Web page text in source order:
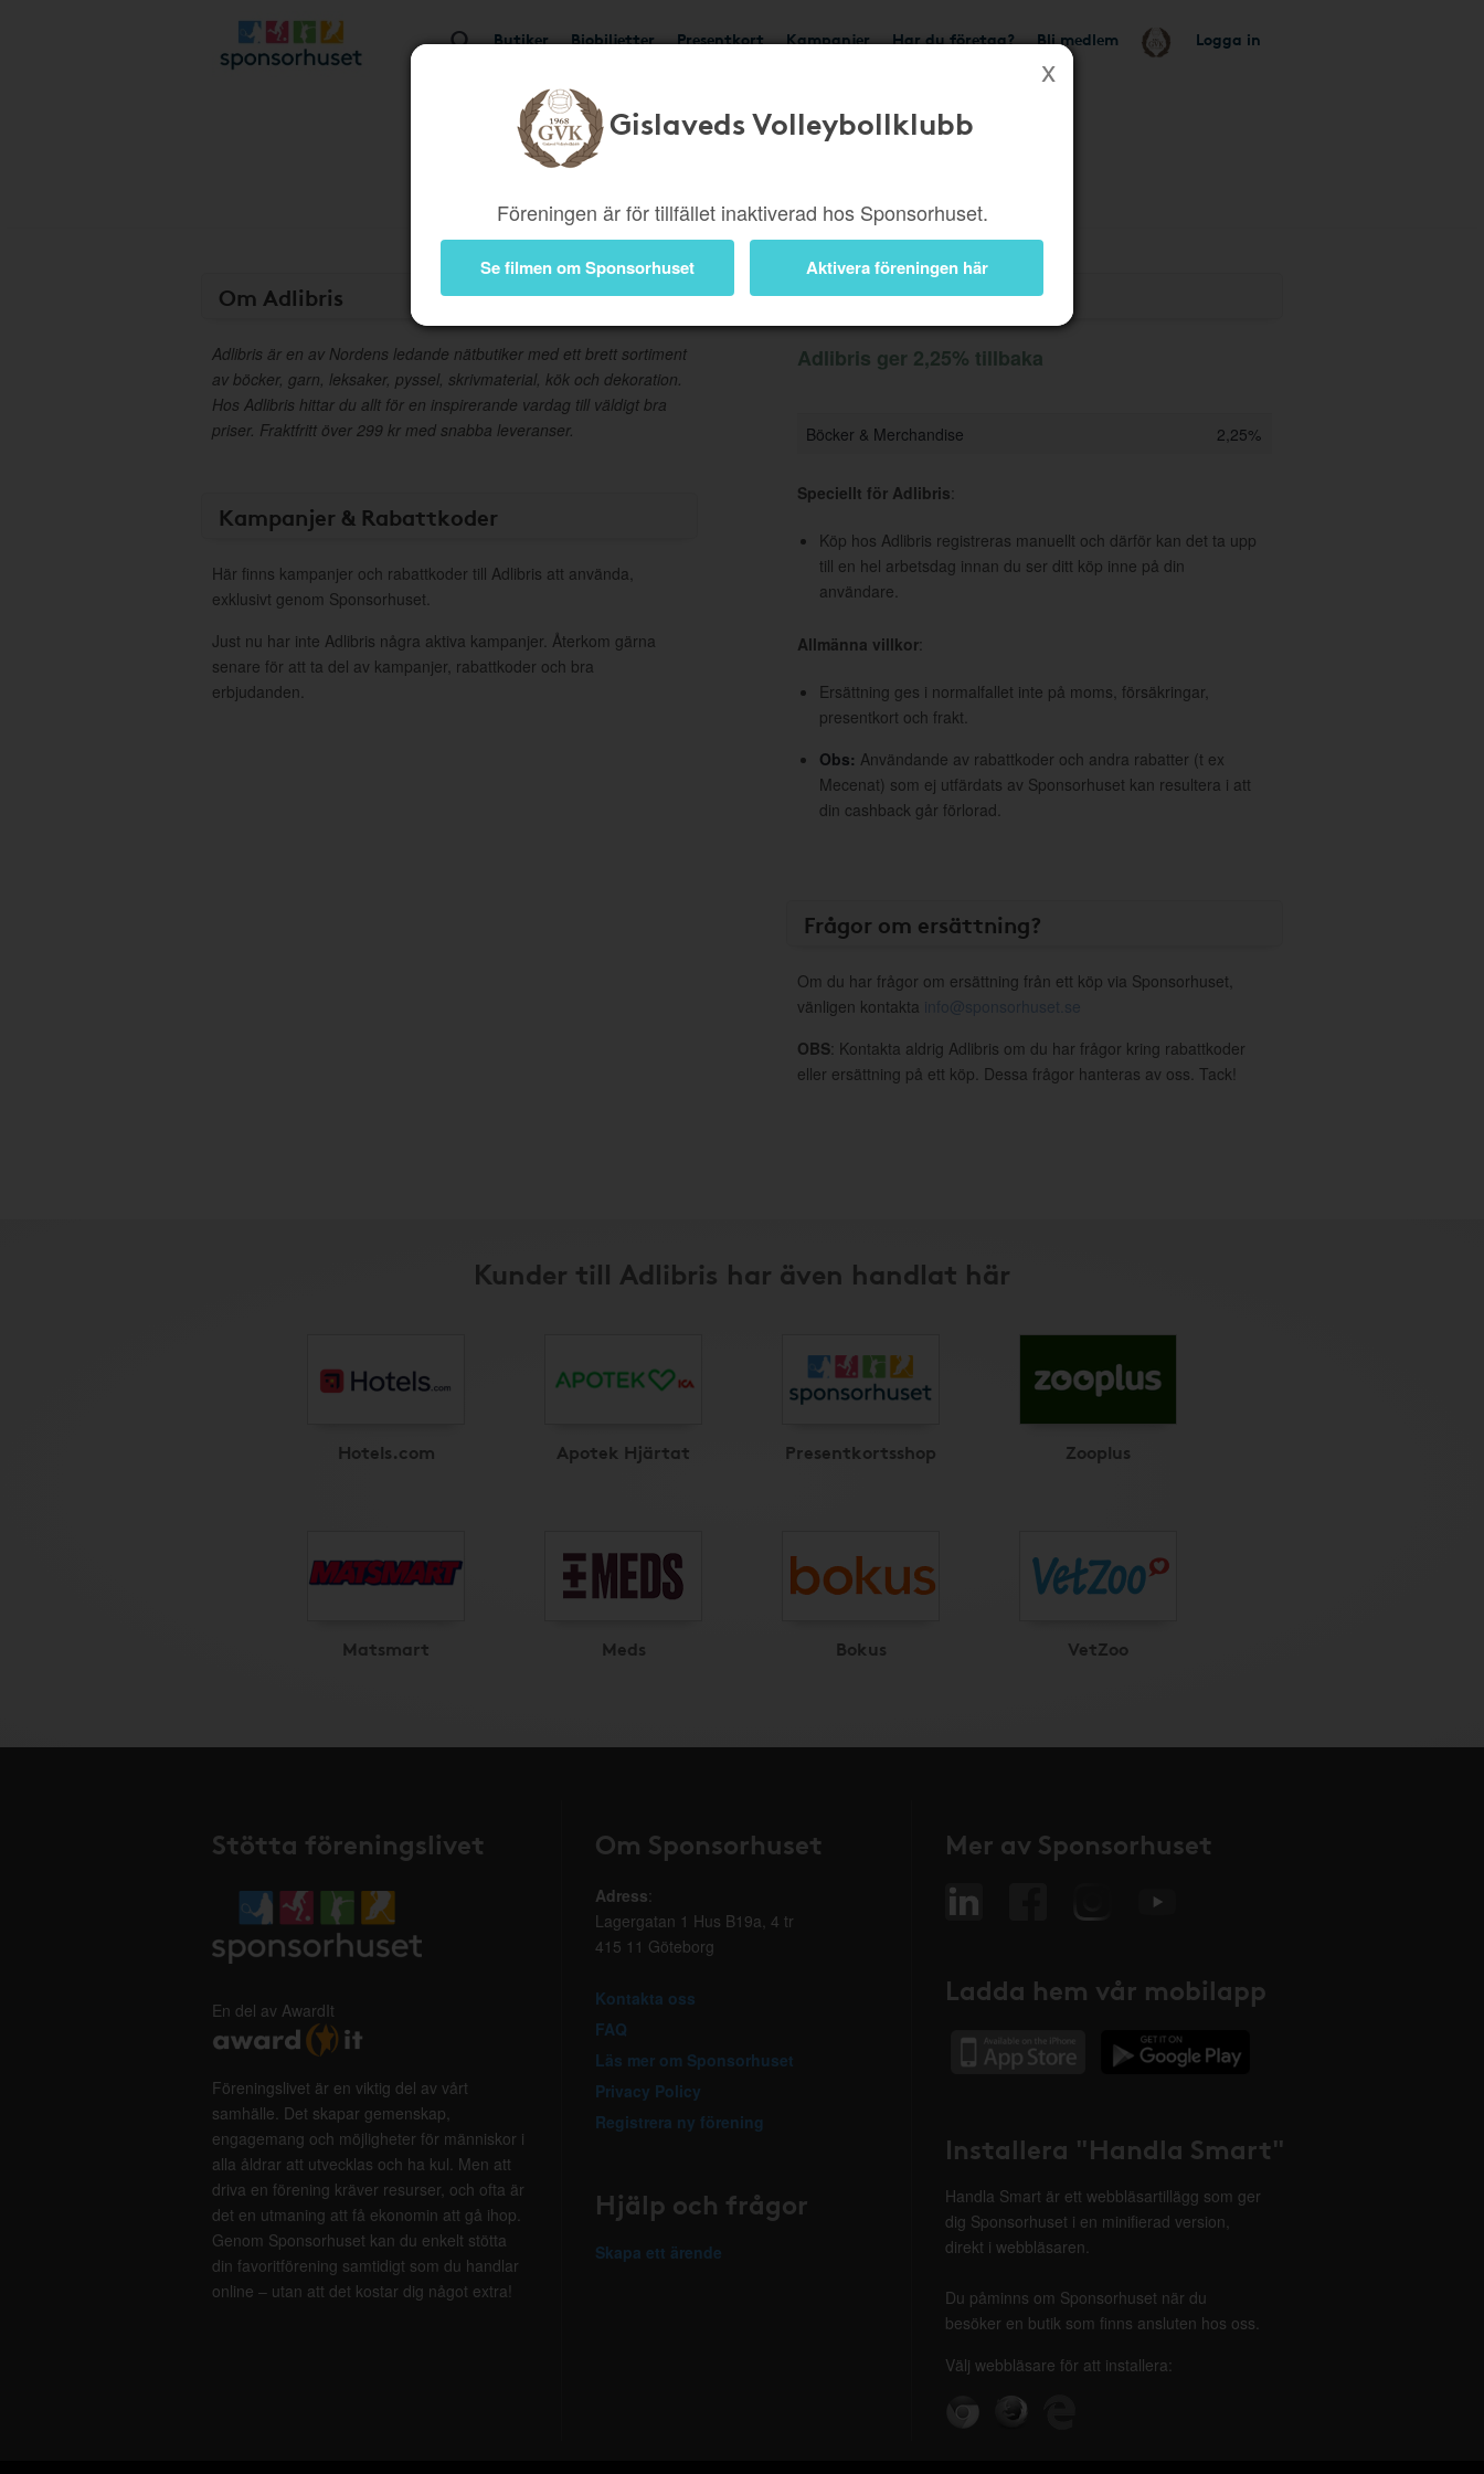
Butiker Biobiljetter Presentkort Kampanjer Har du företag? Bli medlem Logga in
Gislaveds Volleybollklubb
Föreningen är för tillfället inaktiverad hos Sponsorhuset.
Se filmen om Sponsorhuset Aktivera föreningen här
Om Adlibris
Adlibris är en av Nordens ledande nätbutiker med ett brett sortiment
av böcker, garn, leksaker, pyssel, skrivmaterial, kök och dekoration.
Hos Adlibris hittar du allt för en inspirerande vardag till väldigt bra
priser. Fraktfritt över 299 kr med snabba leveranser.
Kampanjer & Rabattkoder
Här finns kampanjer och rabattkoder till Adlibris att använda,
exklusivt genom Sponsorhuset.
Just nu har inte Adlibris några aktiva kampanjer. Återkom gärna
senare för att ta del av kampanjer, rabattkoder och bra
erbjudanden.
Information
Adlibris ger 2,25% tillbaka
Böcker & Merchandise 2,25%
Speciellt för Adlibris:
Köp hos Adlibris registreras manuellt och därför kan det ta upp
till en hel arbetsdag innan du ser ditt köp inne på din
användare.
Allmänna villkor:
Ersättning ges i normalfallet inte på moms, försäkringar,
presentkort och frakt.
Obs: Användande av rabattkoder och andra rabatter (t ex
Mecenat) som ej utfärdats av Sponsorhuset kan resultera i att
din cashback går förlorad.
Frågor om ersättning?
Om du har frågor om ersättning från ett köp via Sponsorhuset,
vänligen kontakta info@sponsorhuset.se
OBS: Kontakta aldrig Adlibris om du har frågor kring rabattkoder
eller ersättning på ett köp. Dessa frågor hanteras av oss. Tack!
Kunder till Adlibris har även handlat här
Hotels.com Apotek Hjärtat Presentkortsshop Zooplus
Matsmart Meds Bokus VetZoo
Stötta föreningslivet
En del av AwardIt
Föreningslivet är en viktig del av vårt
samhälle. Det skapar gemenskap,
engagemang och möjligheter för människor i
alla åldrar att utvecklas och ha kul. Men att
driva en förening kräver resurser, och ofta är
det en utmaning att få ekonomin att gå ihop.
Genom Sponsorhuset kan du enkelt stötta
din favoritförening samtidigt som du handlar
online – utan att det kostar dig något extra!
Om Sponsorhuset
Adress:
Lagergatan 1 Hus B19a, 4 tr
415 11 Göteborg
Kontakta oss
FAQ
Läs mer om Sponsorhuset
Privacy Policy
Registrera ny förening
Hjälp och frågor
Skapa ett ärende
Mer av Sponsorhuset
Ladda hem vår mobilapp
Installera "Handla Smart"
Handla Smart är ett webbläsartillägg som ger
dig Sponsorhuset i en minifierad version,
direkt i webbläsaren.
Du påminns om Sponsorhuset när du
besöker en butik som finns ansluten hos oss.
Välj webbläsare för att installera: